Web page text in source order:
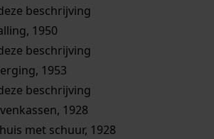
beschrijving
1950
beschrijving
1953
beschrijving
1928
met schuur, 1928